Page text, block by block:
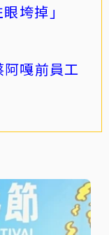
眼垮掉」
嘎前員工